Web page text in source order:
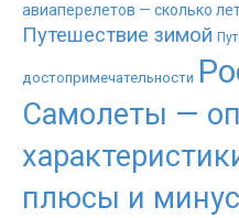
авиаперелетов — сколько
Путешествие зимой
достопримечательности
Самолеты —
плюсы и